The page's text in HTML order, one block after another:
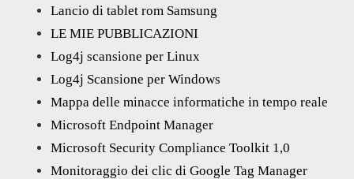
Lancio di tablet rom Samsung
LE MIE PUBBLICAZIONI
Log4j scansione per Linux
Log4j Scansione per Windows
Mappa delle minacce informatiche in tempo reale
Microsoft Endpoint Manager
Microsoft Security Compliance Toolkit 1,0
Monitoraggio dei clic di Google Tag Manager